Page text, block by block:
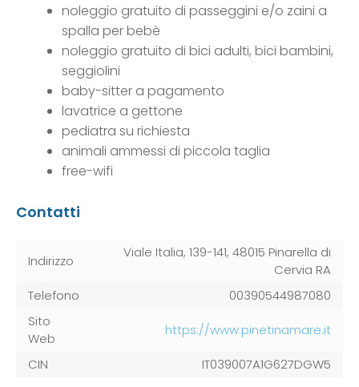
noleggio gratuito di passeggini e/o zaini a
spalla per bebè
noleggio gratuito di bici adulti, bici bambini,
seggiolini
baby-sitter a pagamento
lavatrice a gettone
pediatra su richiesta
animali ammessi di piccola taglia
free-wifi
Contatti
Indirizzo
Viale Italia, 139-141, 48015 Pinarella di
Cervia RA
Telefono
00390544987080
Sito
Web
https://www.pinetinamare.it
CIN IT039007A1G627DGW5